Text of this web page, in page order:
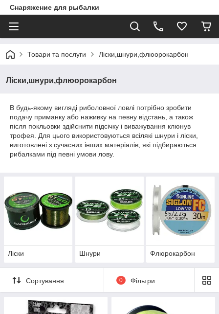
Снаряжение для рыбалки
Товари та послуги Ліски,шнури,флюорокарбон
Ліски,шнури,флюорокарбон
В будь-якому вигляді риболовної ловлі потрібно зробити
подачу приманку або наживку на певну відстань, а також
після покльовки здійснити підсічку і виважування клюнув
трофея. Для цього використовуються всілякі шнури і ліски,
виготовлені з сучасних інших матеріалів, які підбираються
рибалками під певні умови лову.
Ліски Шнури Флюрокарбон
Сортування 0 Фільтри